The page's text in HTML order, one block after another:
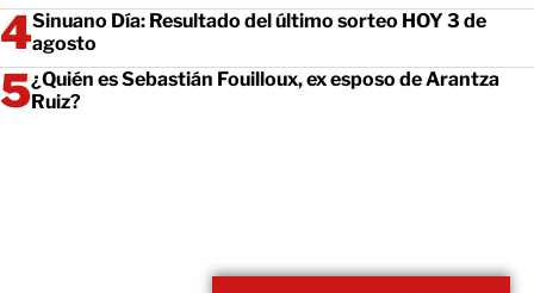
Sinuano Día: Resultado del último sorteo HOY 3 de
agosto
¿Quién es Sebastián Fouilloux, ex esposo de Arantza
Ruiz?